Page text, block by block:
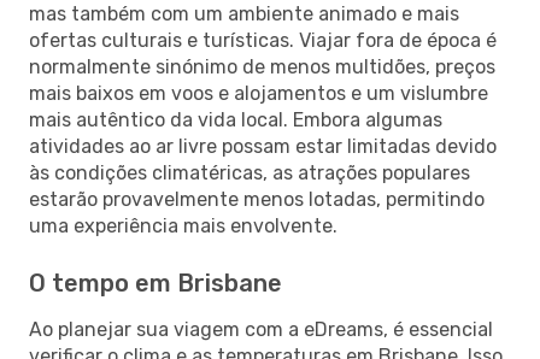
mas também com um ambiente animado e mais
ofertas culturais e turísticas. Viajar fora de época é
normalmente sinónimo de menos multidões, preços
mais baixos em voos e alojamentos e um vislumbre
mais autêntico da vida local. Embora algumas
atividades ao ar livre possam estar limitadas devido
às condições climatéricas, as atrações populares
estarão provavelmente menos lotadas, permitindo
uma experiência mais envolvente.
O tempo em Brisbane
Ao planejar sua viagem com a eDreams, é essencial